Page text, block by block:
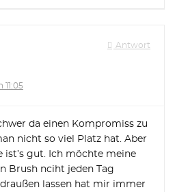
Antwort
11:05
da einen Kompromiss zu
nicht so viel Platz hat. Aber
ist’s gut. Ich möchte meine
Brush nciht jeden Tag
lassen hat mir immer